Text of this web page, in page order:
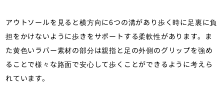
アウトソールを見ると横方向に6つの溝があり歩く時に足裏に負
担をかけないように歩きをサポートする柔軟性があります。ま
た黄色いラバー素材の部分は親指と足の外側のグリップを強め
ることで様々な路面で安心して歩くことができるように考えら
れています。